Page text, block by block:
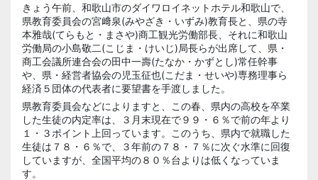
きょう午前、和歌山市のダイワロイネットホテル和歌山で、
県教育委員会の宮﨑泉(みやざき・いずみ)教育長と、県の寺
本雅哉(てらもと・まさや)商工観光労働部長、それに和歌山
労働局の小島敬二(こじま・けいじ)局長らが出席して、県・
商工会議所連合会の田中一壽(たなか・かずとし)常任幹事
や、県・経営者協会の児玉征也(こだま・せいや)専務理事ら
経済５団体の代表者に要望書を手渡しました。
県教育委員会などによりますと、この春、県内の高校を卒業
した生徒の内定率は、３月末現在で９９・６％で前の年より
１・３ポイント上回っています。このうち、県内で就職した
生徒は７８・６％で、３年前の７８・７％に次ぐ水準に回復
していますが、全国平均の８０％台よりは低くなっていま
す。